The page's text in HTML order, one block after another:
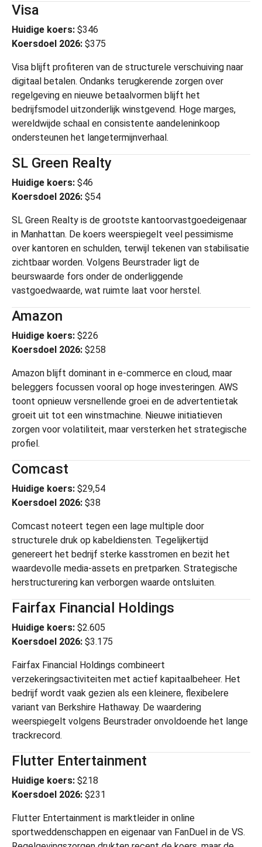
Visa
Huidige koers: $346
Koersdoel 2026: $375
Visa blijft profiteren van de structurele verschuiving naar
digitaal betalen. Ondanks terugkerende zorgen over
regelgeving en nieuwe betaalvormen blijft het
bedrijfsmodel uitzonderlijk winstgevend. Hoge marges,
wereldwijde schaal en consistente aandeleninkoop
ondersteunen het langetermijnverhaal.
SL Green Realty
Huidige koers: $46
Koersdoel 2026: $54
SL Green Realty is de grootste kantoorvastgoedeigenaar
in Manhattan. De koers weerspiegelt veel pessimisme
over kantoren en schulden, terwijl tekenen van stabilisatie
zichtbaar worden. Volgens Beurstrader ligt de
beurswaarde fors onder de onderliggende
vastgoedwaarde, wat ruimte laat voor herstel.
Amazon
Huidige koers: $226
Koersdoel 2026: $258
Amazon blijft dominant in e-commerce en cloud, maar
beleggers focussen vooral op hoge investeringen. AWS
toont opnieuw versnellende groei en de advertentietak
groeit uit tot een winstmachine. Nieuwe initiatieven
zorgen voor volatiliteit, maar versterken het strategische
profiel.
Comcast
Huidige koers: $29,54
Koersdoel 2026: $38
Comcast noteert tegen een lage multiple door
structurele druk op kabeldiensten. Tegelijkertijd
genereert het bedrijf sterke kasstromen en bezit het
waardevolle media-assets en pretparken. Strategische
herstructurering kan verborgen waarde ontsluiten.
Fairfax Financial Holdings
Huidige koers: $2.605
Koersdoel 2026: $3.175
Fairfax Financial Holdings combineert
verzekeringsactiviteiten met actief kapitaalbeheer. Het
bedrijf wordt vaak gezien als een kleinere, flexibelere
variant van Berkshire Hathaway. De waardering
weerspiegelt volgens Beurstrader onvoldoende het lange
trackrecord.
Flutter Entertainment
Huidige koers: $218
Koersdoel 2026: $231
Flutter Entertainment is marktleider in online
sportweddenschappen en eigenaar van FanDuel in de VS.